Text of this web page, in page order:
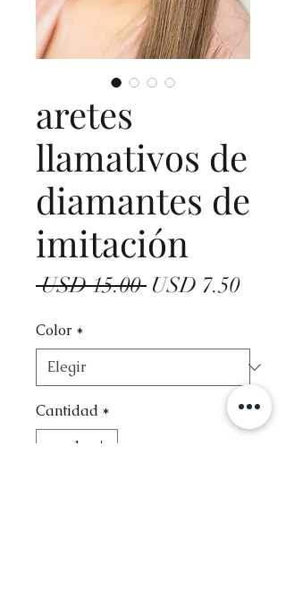
aretes
llamativos de
diamantes de
imitación
USD 15.00 Precio
USD 7.50Precio
Color *
Cantidad *